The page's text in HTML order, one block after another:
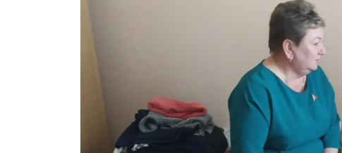
Газета
"Драгічынскі